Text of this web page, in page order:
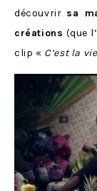
découvrir sa
créations (que
clip « C’est la vie